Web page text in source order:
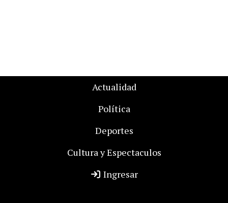
Actualidad
Política
Deportes
Cultura y Espectaculos
Ingresar